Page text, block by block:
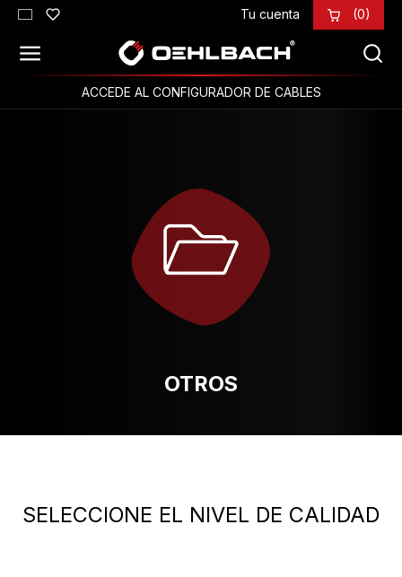
Saltar al contenido principal Tu cuenta (0)
ACCEDE AL CONFIGURADOR DE CABLES
OTROS
SELECCIONE EL NIVEL DE CALIDAD